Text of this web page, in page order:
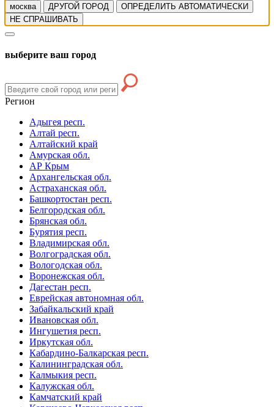
москва ДРУГОЙ ГОРОД
ОПРЕДЕЛИТЬ АВТОМАТИЧЕСКИ
НЕ СПРАШИВАТЬ
выберите ваш город
Регион
Адыгея респ.
Алтай респ.
Алтайский край
Амурская обл.
АР Крым
Архангельская обл.
Астраханская обл.
Башкортостан респ.
Белгородская обл.
Брянская обл.
Бурятия респ.
Владимирская обл.
Волгоградская обл.
Вологодская обл.
Воронежская обл.
Дагестан респ.
Еврейская автономная обл.
Забайкальский край
Ивановская обл.
Ингушетия респ.
Иркутская обл.
Кабардино-Балкарская респ.
Калининградская обл.
Калмыкия респ.
Калужская обл.
Камчатский край